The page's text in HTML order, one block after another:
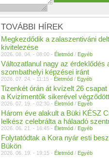
TOVÁBBI HÍREK
Megkezdődik a zalaszentiváni
kivitelezése
2026. 08. 04. - 08:00 - Életmód / Egyéb
Változatlanul nagy az érdeklődés
szombathelyi képzései iránt
2026. 07. 24. - 11:15 - Életmód / Egyéb
Tizenkét órán át kvízelt 26
a Kvizimentők sikerével végződött
2026. 07. 19. - 02:30 - Életmód / Egyéb
Három éve alakult a Büki KÉSZ
lelkész celebrálta a hálaadó
2026. 06. 21. - 16:45 - Életmód / Egyéb
Folytatódtak a Kora nyár esti
Bükön
2026. 06. 19. - 19:15 - Életmód / Egyéb